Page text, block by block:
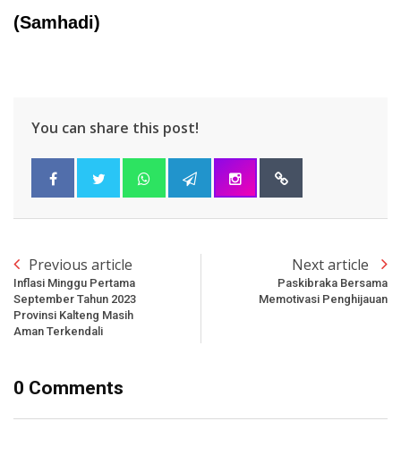
(Samhadi)
You can share this post!
Previous article
Inflasi Minggu Pertama
September Tahun 2023
Provinsi Kalteng Masih
Aman Terkendali
Next article
Paskibraka Bersama
Memotivasi Penghijauan
0 Comments